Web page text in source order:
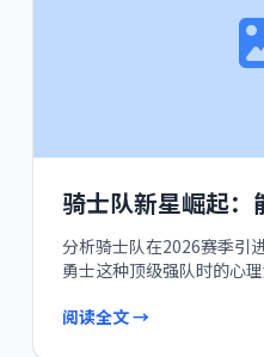
骑士队新星崛起：
分析骑士队在2026赛季引
勇士这种顶级强队时的心
阅读全文 →